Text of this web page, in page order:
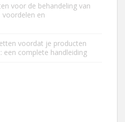
voor de behandeling van
voordelen en
voordat je producten
een complete handleiding